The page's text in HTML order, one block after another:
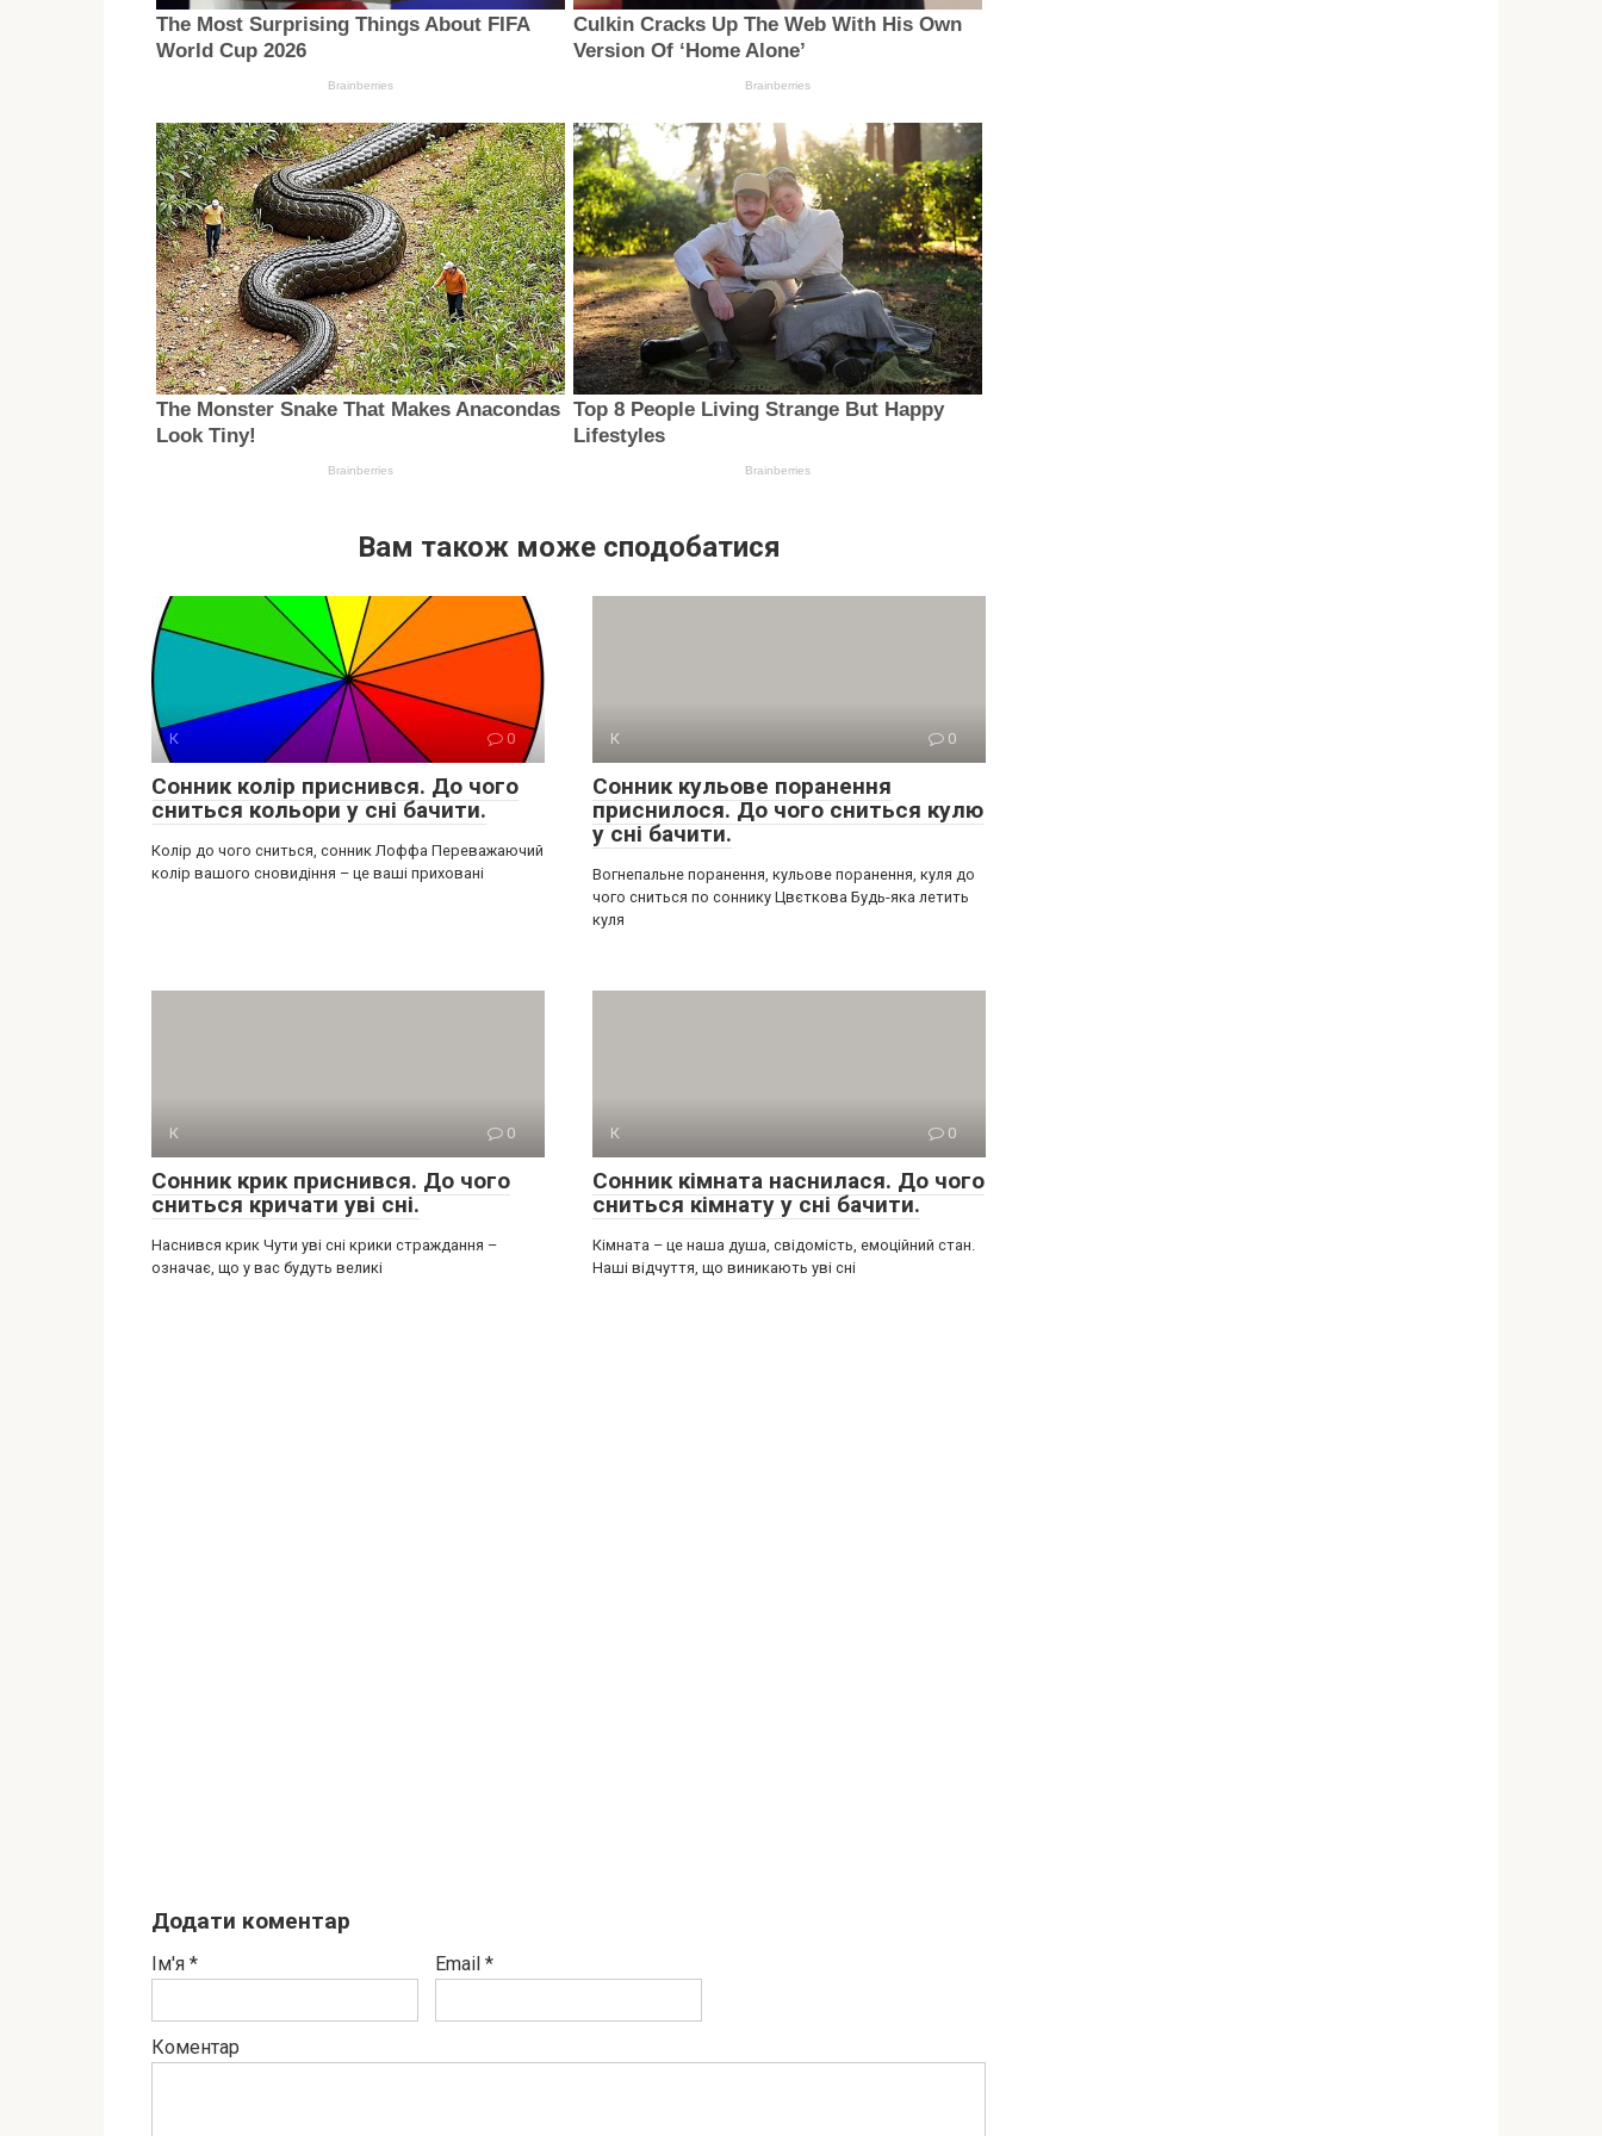
Вам також може сподобатися
К 0
Сонник колір приснився. До чого
сниться кольори у сні бачити.
Колір до чого сниться, сонник Лоффа Переважаючий
колір вашого сновидіння – це ваші приховані
К 0
Сонник кульове поранення
приснилося. До чого сниться кулю
у сні бачити.
Вогнепальне поранення, кульове поранення, куля до
чого сниться по соннику Цвєткова Будь-яка летить
куля
К 0
Сонник крик приснився. До чого
сниться кричати уві сні.
Наснився крик Чути уві сні крики страждання –
означає, що у вас будуть великі
К 0
Сонник кімната наснилася. До чого
сниться кімнату у сні бачити.
Кімната – це наша душа, свідомість, емоційний стан.
Наші відчуття, що виникають уві сні
Додати коментар
Ім'я * Email *
Коментар